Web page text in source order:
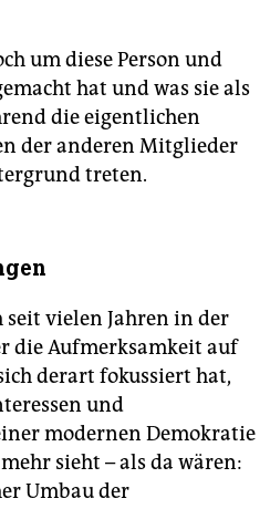
um diese Person und
hat und was sie als
die eigentlichen
der anderen Mitglieder
treten.
seit vielen Jahren in der
die Aufmerksamkeit auf
derart fokussiert hat,
und
modernen Demokratie
sieht – als da wären:
Umbau der